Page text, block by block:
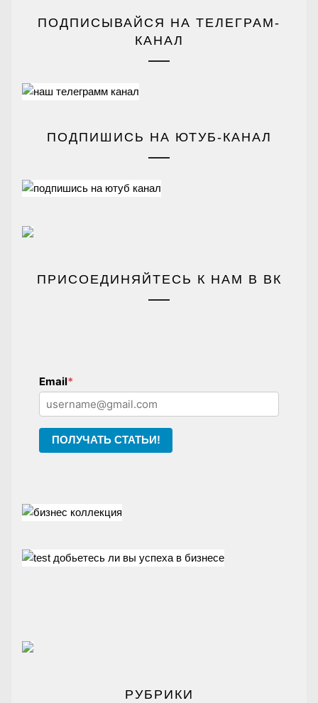
ПОДПИСЫВАЙСЯ НА ТЕЛЕГРАМ-
КАНАЛ
ПОДПИШИСЬ НА ЮТУБ-КАНАЛ
ПРИСОЕДИНЯЙТЕСЬ К НАМ В ВК
Email*
ПОЛУЧАТЬ СТАТЬИ!
РУБРИКИ